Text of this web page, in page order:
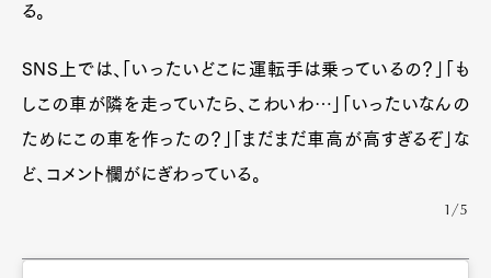
る。
SNS上では、「いったいどこに運転手は乗っているの？」「も
しこの車が隣を走っていたら、こわいわ…」「いったいなんの
ためにこの車を作ったの？」「まだまだ車高が高すぎるぞ」な
ど、コメント欄がにぎわっている。
1/5